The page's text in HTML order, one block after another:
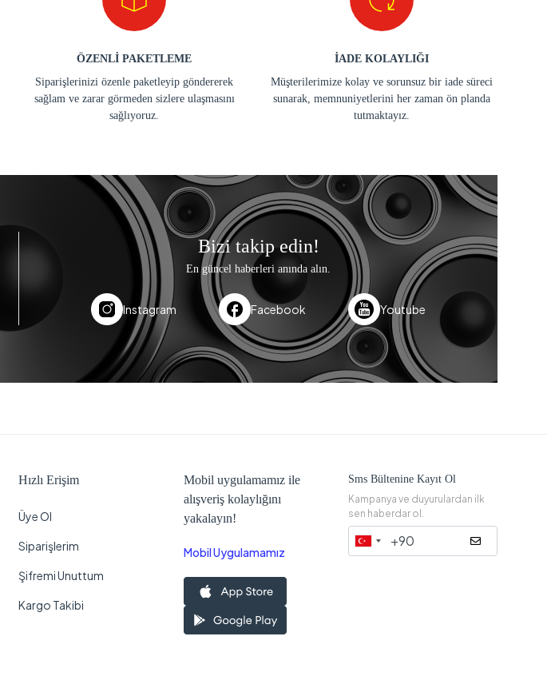
ÖZENLİ PAKETLEME
Siparişlerinizi özenle paketleyip göndererek
sağlam ve zarar görmeden sizlere ulaşmasını
sağlıyoruz.
İADE KOLAYLIĞI
Müşterilerimize kolay ve sorunsuz bir iade süreci
sunarak, memnuniyetlerini her zaman ön planda
tutmaktayız.
Bizi takip edin!
En güncel haberleri anında alın.
Instagram Facebook Youtube
Hızlı Erişim
Üye Ol
Siparişlerim
Şifremi Unuttum
Kargo Takibi
Mobil uygulamamız ile
alışveriş kolaylığını
yakalayın!
Mobil Uygulamamız
Sms Bültenine Kayıt Ol
Kampanya ve duyurulardan ilk
sen haberdar ol.